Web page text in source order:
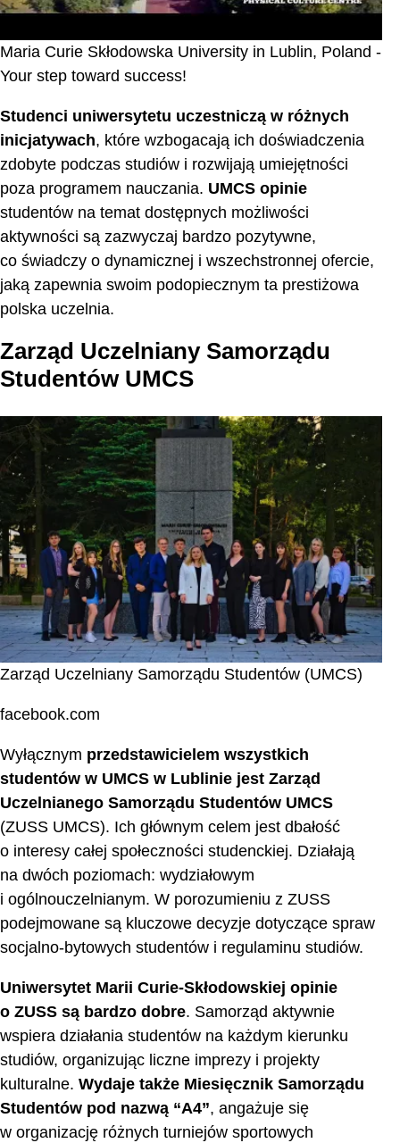
Maria Curie Skłodowska University in Lublin, Poland -
Your step toward success!
Studenci uniwersytetu uczestniczą w różnych
inicjatywach, które wzbogacają ich doświadczenia
zdobyte podczas studiów i rozwijają umiejętności
poza programem nauczania. UMCS opinie
studentów na temat dostępnych możliwości
aktywności są zazwyczaj bardzo pozytywne,
co świadczy o dynamicznej i wszechstronnej ofercie,
jaką zapewnia swoim podopiecznym ta prestiżowa
polska uczelnia.
Zarząd Uczelniany Samorządu
Studentów UMCS
Zarząd Uczelniany Samorządu Studentów (UMCS)
facebook.com
Wyłącznym przedstawicielem wszystkich
studentów w UMCS w Lublinie jest Zarząd
Uczelnianego Samorządu Studentów UMCS
(ZUSS UMCS). Ich głównym celem jest dbałość
o interesy całej społeczności studenckiej. Działają
na dwóch poziomach: wydziałowym
i ogólnouczelnianym. W porozumieniu z ZUSS
podejmowane są kluczowe decyzje dotyczące spraw
socjalno-bytowych studentów i regulaminu studiów.
Uniwersytet Marii Curie-Skłodowskiej opinie
o ZUSS są bardzo dobre. Samorząd aktywnie
wspiera działania studentów na każdym kierunku
studiów, organizując liczne imprezy i projekty
kulturalne. Wydaje także Miesięcznik Samorządu
Studentów pod nazwą “A4”, angażuje się
w organizację różnych turniejów sportowych